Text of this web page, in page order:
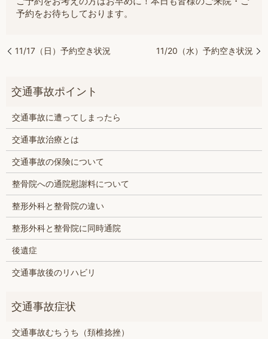
予約をお待ちしております。
11/17（日）予約空き状況 11/20（水）予約空き状況
交通事故に遭ってしまったら
交通事故治療とは
交通事故の保険について
整骨院への通院慰謝料について
整形外科と整骨院の違い
整形外科と整骨院に同時通院
後遺症
交通事故後のリハビリ
交通事故むちうち（頚椎捻挫）